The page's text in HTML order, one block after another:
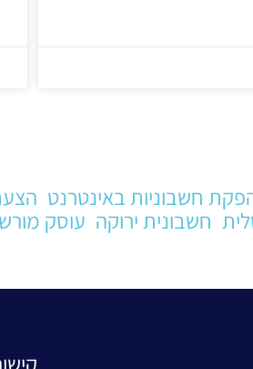
חשבוניות באינטרנט
חשבונית ירוקה עוסק